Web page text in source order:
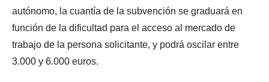
autónomo, la cuantía de la subvención se graduará en
función de la dificultad para el acceso al mercado de
trabajo de la persona solicitante, y podrá oscilar entre
3.000 y 6.000 euros.